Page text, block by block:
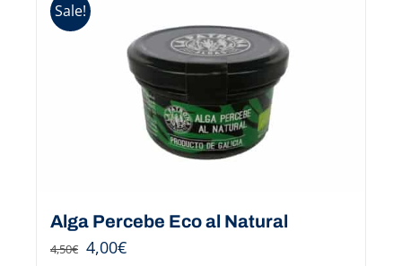
Sale!
Alga Percebe Eco al Natural
4,50€ 4,00€